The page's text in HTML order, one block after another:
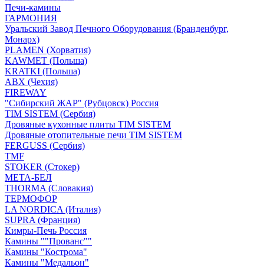
Печи-камины
ГАРМОНИЯ
Уральский Завод Печного Оборудования (Бранденбург,
Монарх)
PLAMEN (Хорватия)
KAWMET (Польша)
KRATKI (Польша)
ABX (Чехия)
FIREWAY
"Сибирский ЖАР" (Рубцовск) Россия
TIM SISTEM (Сербия)
Дровяные кухонные плиты TIM SISTEM
Дровяные отопительные печи TIM SISTEM
FERGUSS (Сербия)
TMF
STOKER (Стокер)
МЕТА-БЕЛ
THORMA (Словакия)
ТЕРМОФОР
LA NORDICA (Италия)
SUPRA (Франция)
Кимры-Печь Россия
Камины ""Прованс""
Камины "Кострома"
Камины "Медальон"